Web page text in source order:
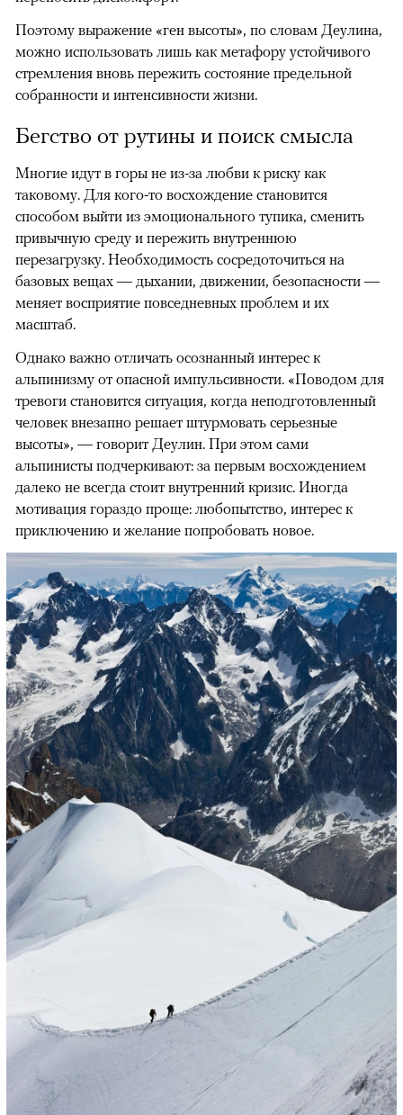
Поэтому выражение «ген высоты», по словам Деулина,
можно использовать лишь как метафору устойчивого
стремления вновь пережить состояние предельной
собранности и интенсивности жизни.
Бегство от рутины и поиск смысла
Многие идут в горы не из-за любви к риску как
таковому. Для кого-то восхождение становится
способом выйти из эмоционального тупика, сменить
привычную среду и пережить внутреннюю
перезагрузку. Необходимость сосредоточиться на
базовых вещах — дыхании, движении, безопасности —
меняет восприятие повседневных проблем и их
масштаб.
Однако важно отличать осознанный интерес к
альпинизму от опасной импульсивности. «Поводом для
тревоги становится ситуация, когда неподготовленный
человек внезапно решает штурмовать серьезные
высоты», — говорит Деулин. При этом сами
альпинисты подчеркивают: за первым восхождением
далеко не всегда стоит внутренний кризис. Иногда
мотивация гораздо проще: любопытство, интерес к
приключению и желание попробовать новое.